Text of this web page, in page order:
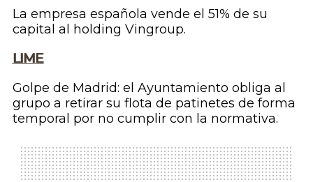
La empresa española vende el 51% de su
capital al holding Vingroup.
LIME
Golpe de Madrid: el Ayuntamiento obliga al
grupo a retirar su flota de patinetes de forma
temporal por no cumplir con la normativa.